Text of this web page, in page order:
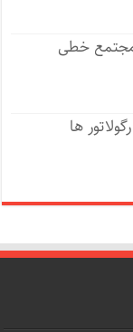
مجتمع خطی
ها